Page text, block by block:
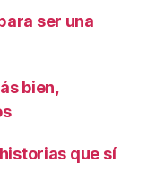
ser una
bien,
que sí